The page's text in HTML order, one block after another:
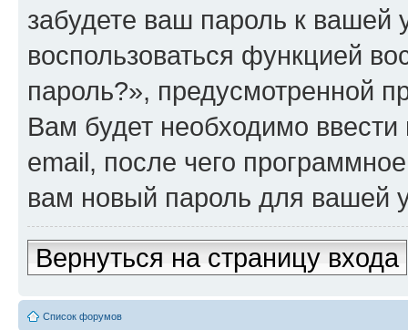
забудете ваш пароль к вашей
воспользоваться функцией
пароль?», предусмотренной
Вам будет необходимо
email, после чего
вам новый пароль для вашей
Вернуться на страницу входа
Список форумов